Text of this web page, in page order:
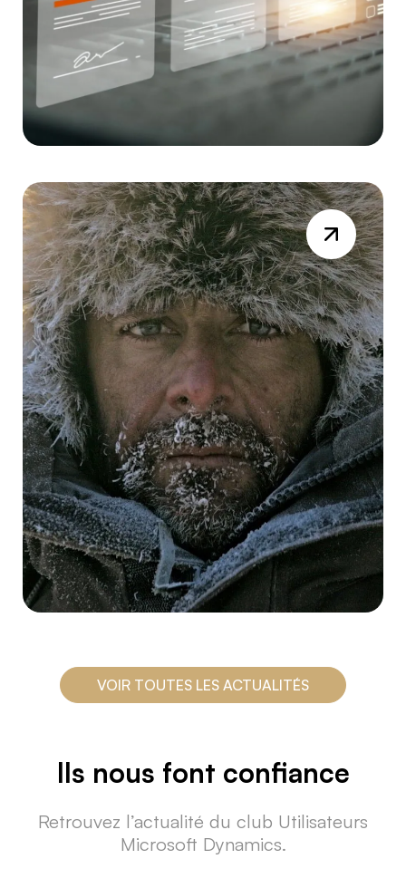
Facturation Électronique -
Le Décryptage Technique
que tout le monde attend
Webinar Facturation Electronique
Jeudi 11 décembre 2025Lire la suite
DYNS' SUMMER - L'âme
d'un Explorateur...
VOIR TOUTES LES ACTUALITÉS
Ils nous font confiance
Retrouvez l’actualité du club Utilisateurs
Microsoft Dynamics.